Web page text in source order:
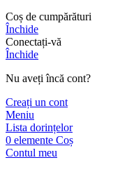
Coș de cumpărături
Închide
Conectați-vă
Închide
Nu aveți încă cont?
Creați un cont
Meniu
Lista dorințelor
0 elemente Coș
Contul meu